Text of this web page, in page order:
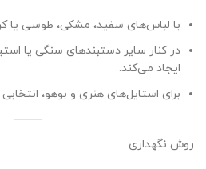
با لباس‌های سفید، مشکی، طوسی یا
در کنار سایر دستبندهای سنگی یا
ایجاد می‌کند.
برای استایل‌های هنری و بوهو،
روش نگهداری